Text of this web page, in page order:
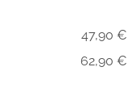
47,90 €
62,90 €